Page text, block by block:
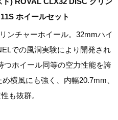
ホイールセット
ンチャーホイール。32mmハイ
での風洞実験により開発され
つホイール同等の空力性能を誇
横風にも強く、内幅20.7mm、
も抜群。